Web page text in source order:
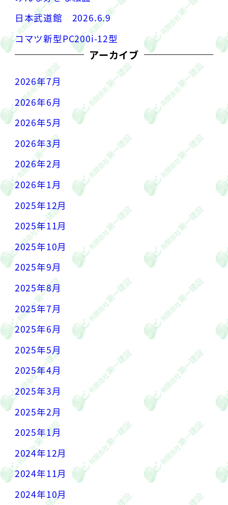
日本武道館 2026.6.9
コマツ新型PC200i-12型
アーカイブ
2026年7月
2026年6月
2026年5月
2026年3月
2026年2月
2026年1月
2025年12月
2025年11月
2025年10月
2025年9月
2025年8月
2025年7月
2025年6月
2025年5月
2025年4月
2025年3月
2025年2月
2025年1月
2024年12月
2024年11月
2024年10月